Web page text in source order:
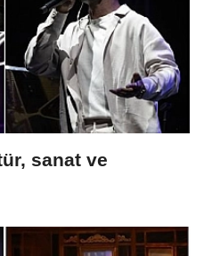
sanat ve